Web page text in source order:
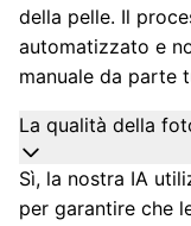
della pelle. Il
automatizzato e
manuale da parte
La qualità della
Sì, la nostra IA
per garantire che